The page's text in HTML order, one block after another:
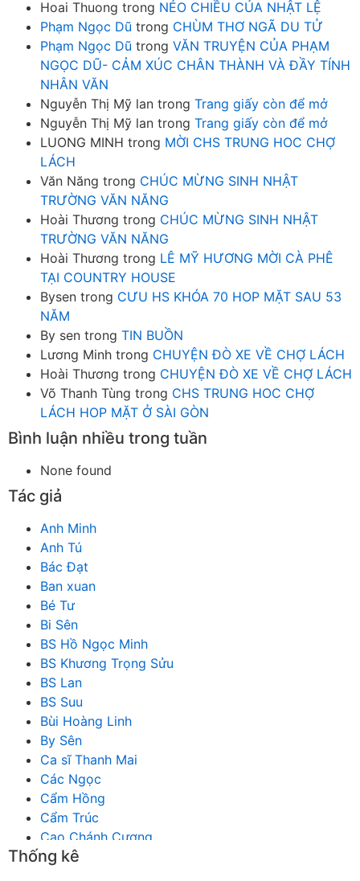
Hoai Thuong trong NẺO CHIỀU CỦA NHẬT LỆ
Phạm Ngọc Dũ trong CHÙM THƠ NGÃ DU TỬ
Phạm Ngọc Dũ trong VĂN TRUYỆN CỦA PHẠM
NGỌC DŨ- CẢM XÚC CHÂN THÀNH VÀ ĐẦY TÍNH
NHÂN VĂN
Nguyễn Thị Mỹ lan trong Trang giấy còn để mở
Nguyễn Thị Mỹ lan trong Trang giấy còn để mở
LUONG MINH trong MỜI CHS TRUNG HOC CHỢ
LÁCH
Văn Năng trong CHÚC MỪNG SINH NHẬT
TRƯỜNG VĂN NĂNG
Hoài Thương trong CHÚC MỪNG SINH NHẬT
TRƯỜNG VĂN NĂNG
Hoài Thương trong LÊ MỸ HƯƠNG MỜI CÀ PHÊ
TẠI COUNTRY HOUSE
Bysen trong CƯU HS KHÓA 70 HOP MẶT SAU 53
NĂM
By sen trong TIN BUỒN
Lương Minh trong CHUYỆN ĐÒ XE VỀ CHỢ LÁCH
Hoài Thương trong CHUYỆN ĐÒ XE VỀ CHỢ LÁCH
Võ Thanh Tùng trong CHS TRUNG HOC CHỢ
LÁCH HOP MẶT Ở SÀI GÒN
Bình luận nhiều trong tuần
None found
Tác giả
Anh Minh
Anh Tú
Bác Đạt
Ban xuan
Bé Tư
Bi Sên
BS Hồ Ngọc Minh
BS Khương Trọng Sửu
BS Lan
BS Suu
Bùi Hoàng Linh
By Sên
Ca sĩ Thanh Mai
Các Ngọc
Cẩm Hồng
Cẩm Trúc
Cao Chánh Cương
Cao Nhật Quyên
Thống kê